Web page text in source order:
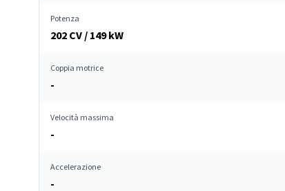
Potenza
202 CV / 149 kW
Coppia motrice
-
Velocità massima
-
Accelerazione
-